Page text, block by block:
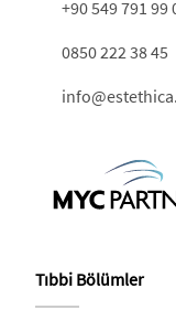
+90 549 791 99
0850 222 38 45
Tıbbi Bölümler